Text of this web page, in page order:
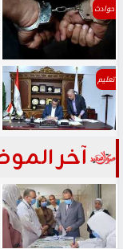
حوادث
تعليم
آخر